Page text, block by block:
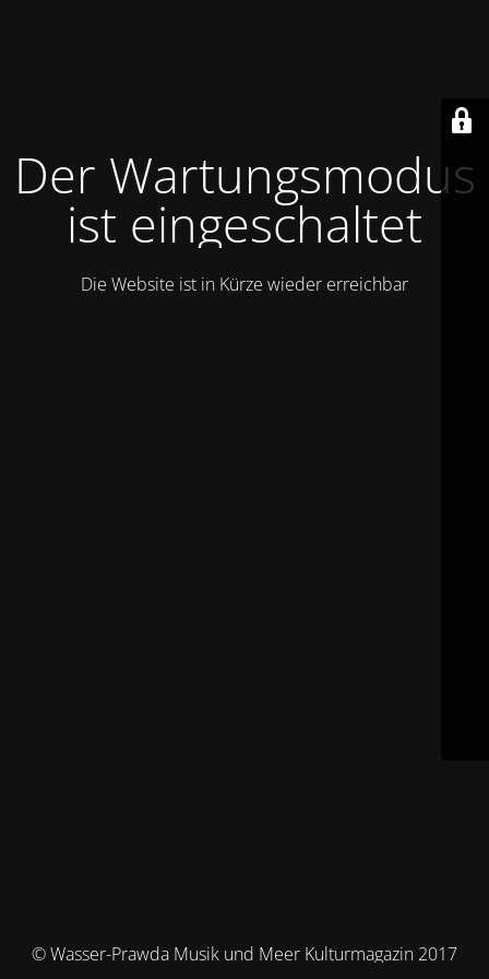
Der Wartungsmodus
ist eingeschaltet
Die Website ist in Kürze wieder erreichbar
© Wasser-Prawda Musik und Meer Kulturmagazin 2017